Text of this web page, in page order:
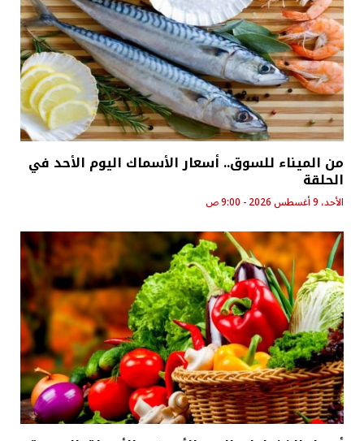
من الميناء للسوق.. أسعار الأسماك اليوم الأحد في
الحلقة
الأحد، 9 أغسطس 2026 - 9:00 ص